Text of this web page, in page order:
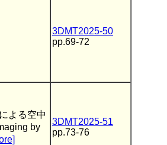
3DMT2025-50
pp.69-72
よる空中
by
3DMT2025-51
pp.73-76